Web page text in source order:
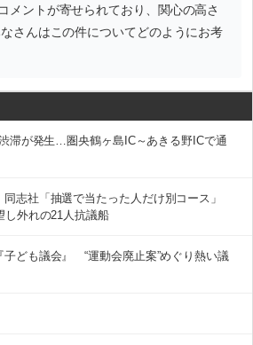
メントが寄せられており、関心の高さ
さんはこの件についてどのようにお考
滞が発生…圏央鶴ヶ島IC～あきる野ICで通
同志社「抽選で当たった人だけ別コース」
外れの21人抗議船
子ども議会』 “運動会廃止案”めぐり熱い議